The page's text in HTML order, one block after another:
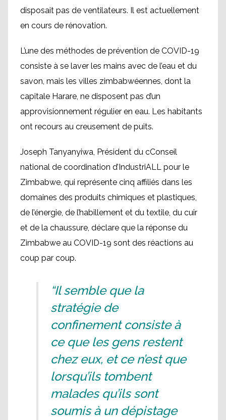
disposait pas de ventilateurs. Il est actuellement
en cours de rénovation.
L’une des méthodes de prévention de COVID-19
consiste à se laver les mains avec de l’eau et du
savon, mais les villes zimbabwéennes, dont la
capitale Harare, ne disposent pas d’un
approvisionnement régulier en eau. Les habitants
ont recours au creusement de puits.
Joseph Tanyanyiwa, Président du cConseil
national de coordination d’IndustriALL pour le
Zimbabwe, qui représente cinq affiliés dans les
domaines des produits chimiques et plastiques,
de l’énergie, de l’habillement et du textile, du cuir
et de la chaussure, déclare que la réponse du
Zimbabwe au COVID-19 sont des réactions au
coup par coup.
“Il semble que la
stratégie de
confinement consiste à
ce que les gens restent
chez eux, et ce n’est que
lorsqu’ils tombent
malades qu’ils sont
soumis à un dépistage